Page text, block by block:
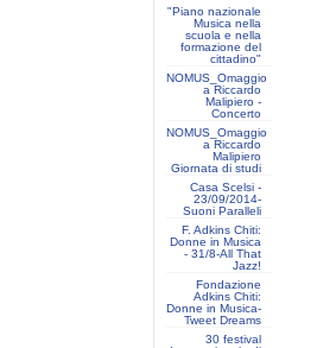
"Piano nazionale
Musica nella
scuola e nella
formazione del
cittadino"
NOMUS_Omaggio
a Riccardo
Malipiero -
Concerto
NOMUS_Omaggio
a Riccardo
Malipiero
Giornata di studi
Casa Scelsi -
23/09/2014-
Suoni Paralleli
F. Adkins Chiti:
Donne in Musica
- 31/8-All That
Jazz!
Fondazione
Adkins Chiti:
Donne in Musica-
Tweet Dreams
30 festival